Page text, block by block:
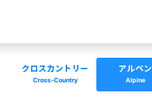
クロスカントリー
Cross-Country
アルペン
Alpine